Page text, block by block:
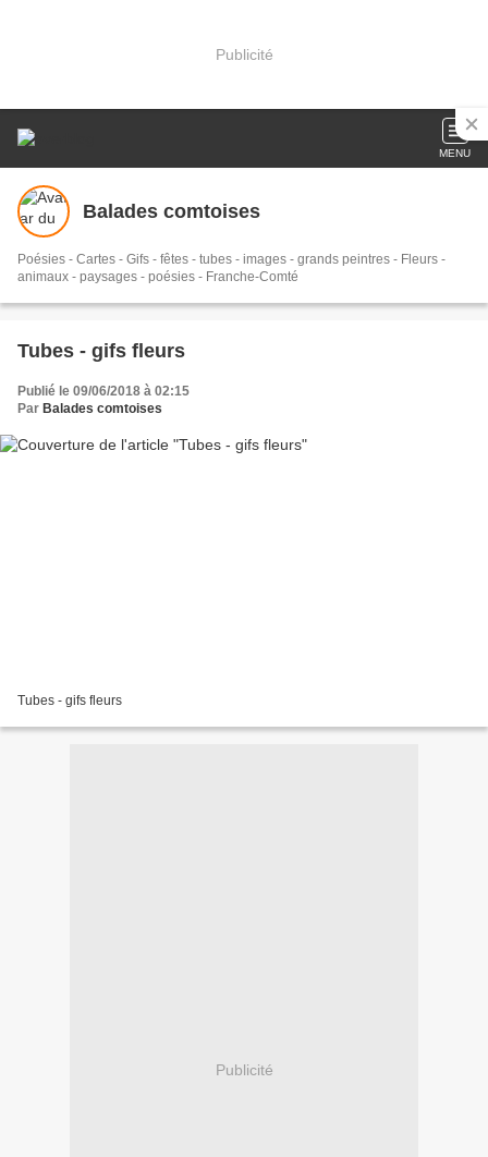
Publicité
MENU
Balades comtoises
Poésies - Cartes - Gifs - fêtes - tubes - images - grands peintres - Fleurs -
animaux - paysages - poésies - Franche-Comté
Tubes - gifs fleurs
Publié le 09/06/2018 à 02:15
Par Balades comtoises
Tubes - gifs fleurs
Publicité